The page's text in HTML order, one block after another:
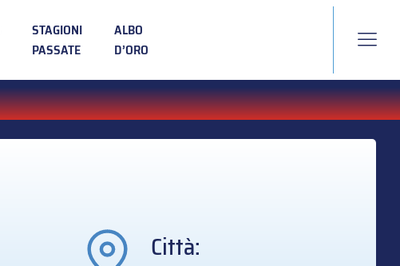
STAGIONI
PASSATE
ALBO
D’ORO
Città: